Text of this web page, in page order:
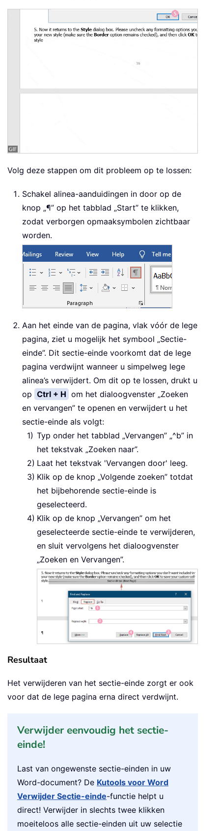
Volg deze stappen om dit probleem op te lossen:
Schakel alinea-aanduidingen in door op de
knop „¶” op het tabblad „Start” te klikken,
zodat verborgen opmaaksymbolen zichtbaar
worden.
Aan het einde van de pagina, vlak vóór de lege
pagina, ziet u mogelijk het symbool „Sectie-
einde”. Dit sectie-einde voorkomt dat de lege
pagina verdwijnt wanneer u simpelweg lege
alinea’s verwijdert. Om dit op te lossen, drukt u
op Ctrl + H om het dialoogvenster „Zoeken
en vervangen” te openen en verwijdert u het
sectie-einde als volgt:
Typ onder het tabblad „Vervangen” „^b” in
het tekstvak „Zoeken naar”.
Laat het tekstvak 'Vervangen door' leeg.
Klik op de knop „Volgende zoeken” totdat
het bijbehorende sectie-einde is
geselecteerd.
Klik op de knop „Vervangen” om het
geselecteerde sectie-einde te verwijderen,
en sluit vervolgens het dialoogvenster
„Zoeken en Vervangen”.
Resultaat
Het verwijderen van het sectie-einde zorgt er ook
voor dat de lege pagina erna direct verdwijnt.
Verwijder eenvoudig het sectie-
einde!
Last van ongewenste sectie-einden in uw
Word-document? De Kutools voor Word
Verwijder Sectie-einde-functie helpt u
direct! Verwijder in slechts twee klikken
moeiteloos alle sectie-einden uit uw selectie